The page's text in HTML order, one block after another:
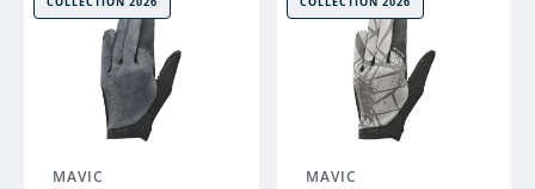
MAVIC MAVIC